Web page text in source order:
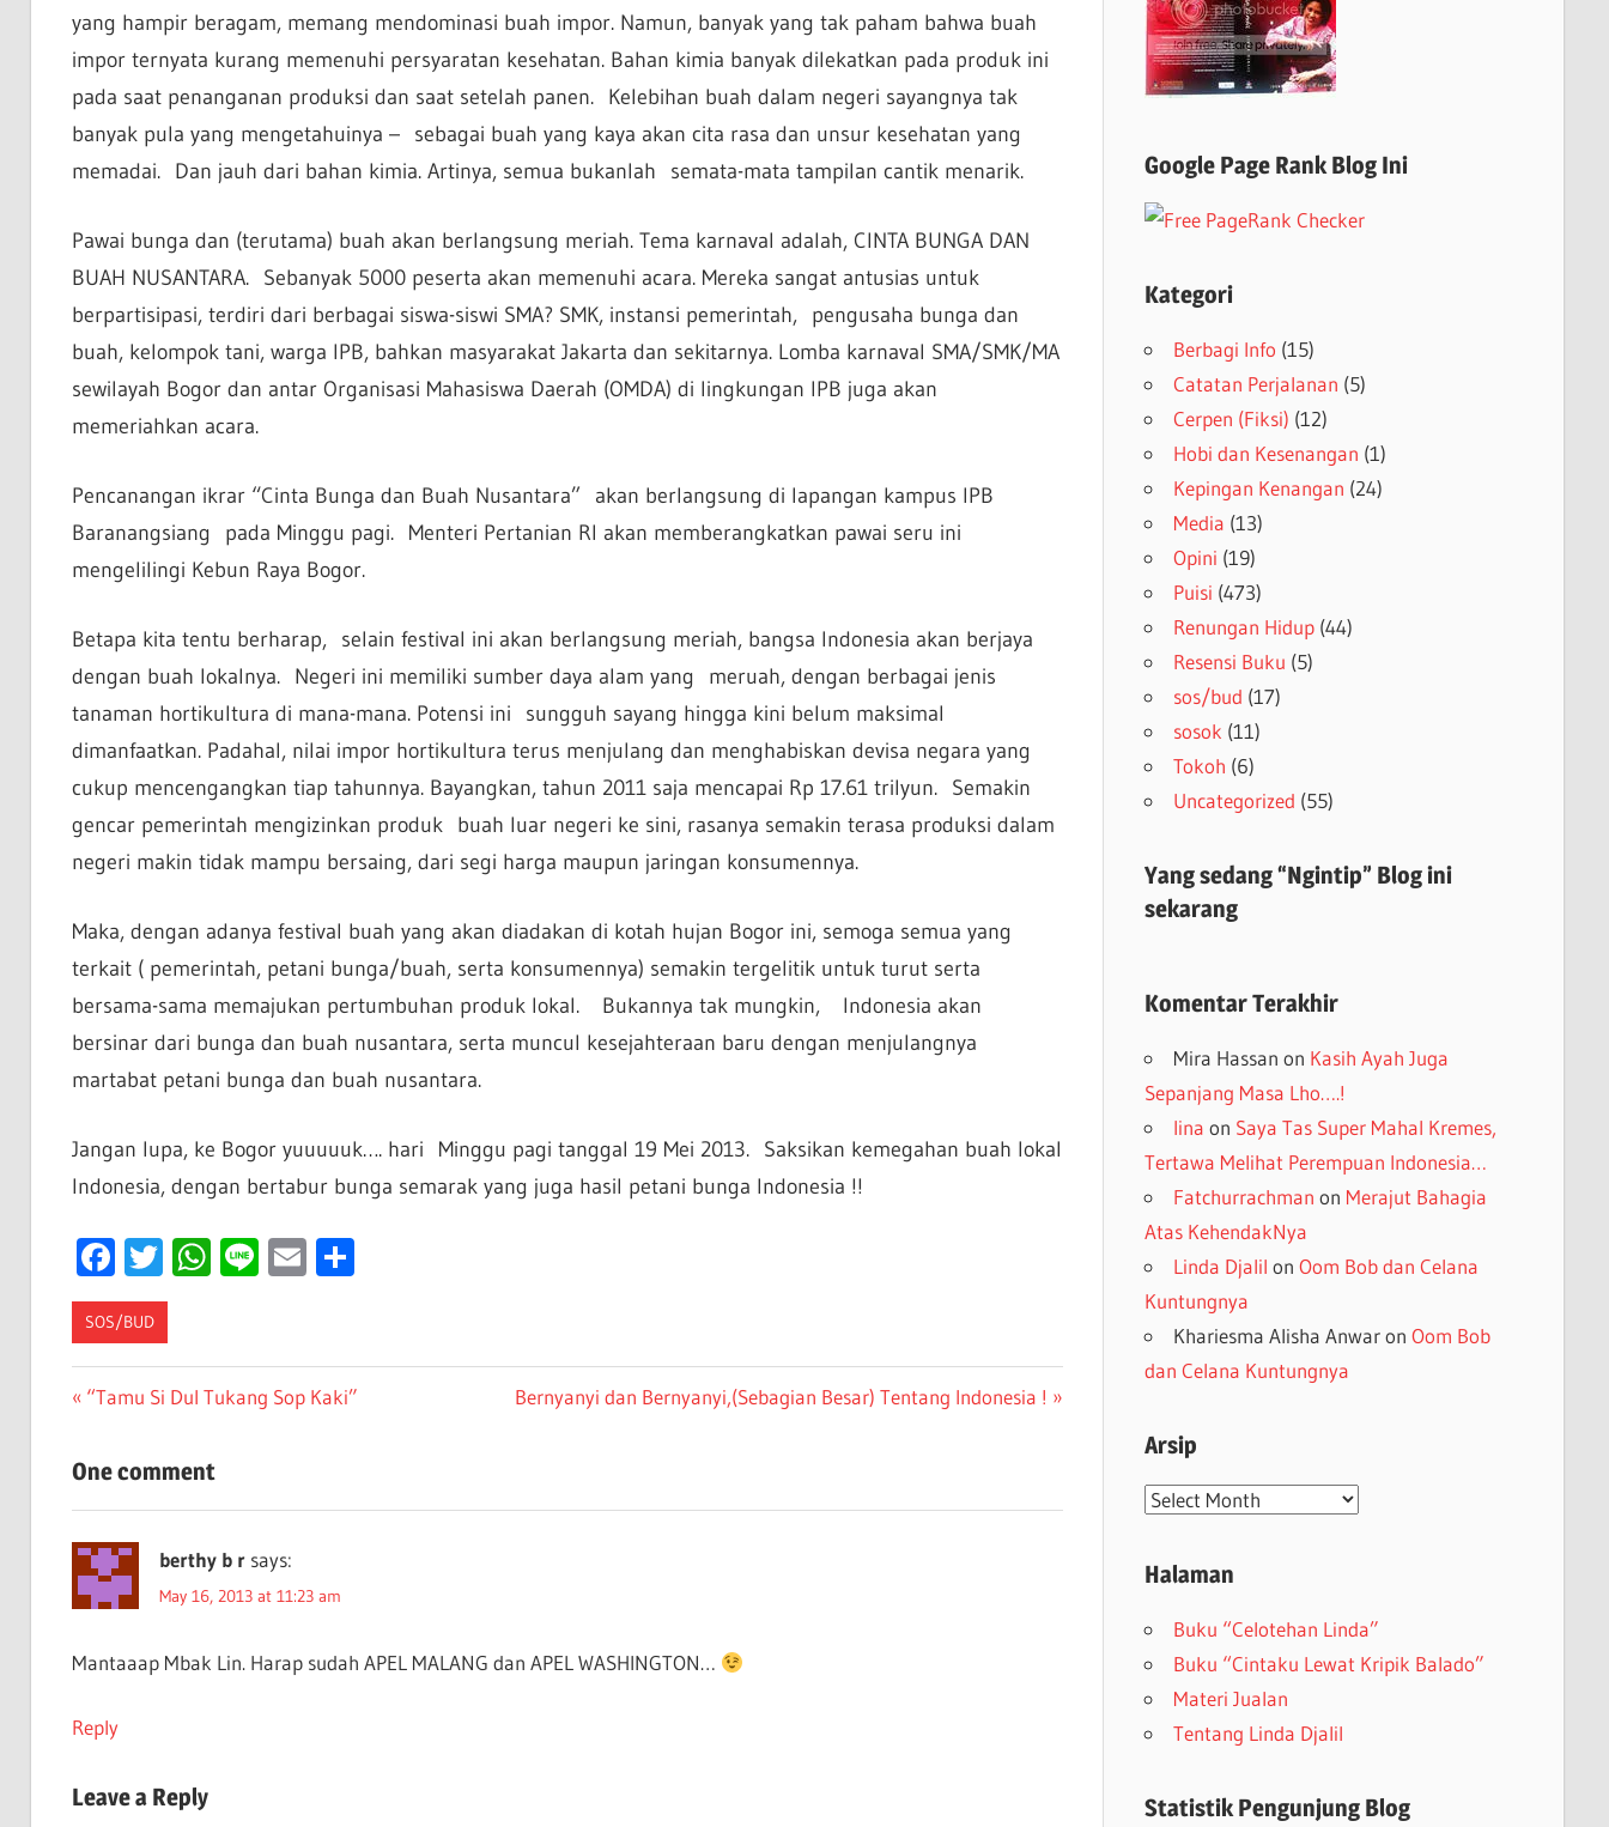
yang hampir beragam, memang mendominasi buah impor. Namun, banyak yang tak paham bahwa buah
impor ternyata kurang memenuhi persyaratan kesehatan. Bahan kimia banyak dilekatkan pada produk ini
pada saat penanganan produksi dan saat setelah panen. Kelebihan buah dalam negeri sayangnya tak
banyak pula yang mengetahuinya – sebagai buah yang kaya akan cita rasa dan unsur kesehatan yang
memadai. Dan jauh dari bahan kimia. Artinya, semua bukanlah semata-mata tampilan cantik menarik.
Pawai bunga dan (terutama) buah akan berlangsung meriah. Tema karnaval adalah, CINTA BUNGA DAN
BUAH NUSANTARA. Sebanyak 5000 peserta akan memenuhi acara. Mereka sangat antusias untuk
berpartisipasi, terdiri dari berbagai siswa-siswi SMA? SMK, instansi pemerintah, pengusaha bunga dan
buah, kelompok tani, warga IPB, bahkan masyarakat Jakarta dan sekitarnya. Lomba karnaval SMA/SMK/MA
sewilayah Bogor dan antar Organisasi Mahasiswa Daerah (OMDA) di lingkungan IPB juga akan
memeriahkan acara.
Pencanangan ikrar “Cinta Bunga dan Buah Nusantara” akan berlangsung di lapangan kampus IPB
Baranangsiang pada Minggu pagi. Menteri Pertanian RI akan memberangkatkan pawai seru ini
mengelilingi Kebun Raya Bogor.
Betapa kita tentu berharap, selain festival ini akan berlangsung meriah, bangsa Indonesia akan berjaya
dengan buah lokalnya. Negeri ini memiliki sumber daya alam yang meruah, dengan berbagai jenis
tanaman hortikultura di mana-mana. Potensi ini sungguh sayang hingga kini belum maksimal
dimanfaatkan. Padahal, nilai impor hortikultura terus menjulang dan menghabiskan devisa negara yang
cukup mencengangkan tiap tahunnya. Bayangkan, tahun 2011 saja mencapai Rp 17.61 trilyun. Semakin
gencar pemerintah mengizinkan produk buah luar negeri ke sini, rasanya semakin terasa produksi dalam
negeri makin tidak mampu bersaing, dari segi harga maupun jaringan konsumennya.
Maka, dengan adanya festival buah yang akan diadakan di kotah hujan Bogor ini, semoga semua yang
terkait ( pemerintah, petani bunga/buah, serta konsumennya) semakin tergelitik untuk turut serta
bersama-sama memajukan pertumbuhan produk lokal. Bukannya tak mungkin, Indonesia akan
bersinar dari bunga dan buah nusantara, serta muncul kesejahteraan baru dengan menjulangnya
martabat petani bunga dan buah nusantara.
Jangan lupa, ke Bogor yuuuuuk…. hari Minggu pagi tanggal 19 Mei 2013. Saksikan kemegahan buah lokal
Indonesia, dengan bertabur bunga semarak yang juga hasil petani bunga Indonesia !!
Facebook
Twitter
WhatsApp
LineEmailShare
SOS/BUD
Post
Previous
“Tamu Si Dul Tukang Sop Kaki”
Next
Bernyanyi dan Bernyanyi,(Sebagian Besar) Tentang Indonesia !
One comment
berthy b r says:
May 16, 2013 at 11:23 am
Mantaaap Mbak Lin. Harap sudah APEL MALANG dan APEL WASHINGTON…
Reply
Leave a Reply
Google Page Rank Blog Ini
Kategori
Berbagi Info (15)
Catatan Perjalanan (5)
Cerpen (Fiksi) (12)
Hobi dan Kesenangan (1)
Kepingan Kenangan (24)
Media (13)
Opini (19)
Puisi (473)
Renungan Hidup(44)
Resensi Buku (5)
sos/bud (17)
sosok (11)
Tokoh (6)
Uncategorized (55)
Yang sedang “Ngintip” Blog ini
sekarang
Komentar Terakhir
Mira Hassan on Kasih Ayah Juga
Sepanjang Masa Lho….!
lina on Saya Tas Super Mahal Kremes,
Tertawa Melihat Perempuan Indonesia…
Fatchurrachman on Merajut Bahagia
Atas KehendakNya
Linda Djalil on Oom Bob dan Celana
Kuntungnya
Khariesma Alisha Anwaron Oom Bob
dan Celana Kuntungnya
Arsip
Arsip
Halaman
Buku “Celotehan Linda”
Buku “Cintaku Lewat Kripik Balado”
Materi Jualan
Tentang Linda Djalil
Statistik Pengunjung Blog